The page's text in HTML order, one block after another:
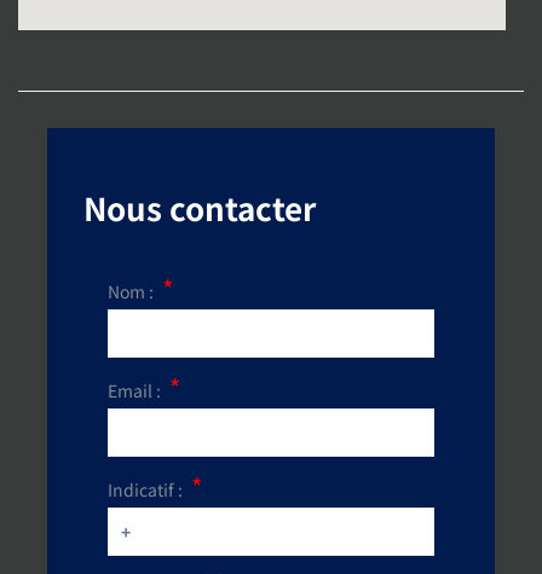
Nous contacter
Nom :
Email :
Indicatif :